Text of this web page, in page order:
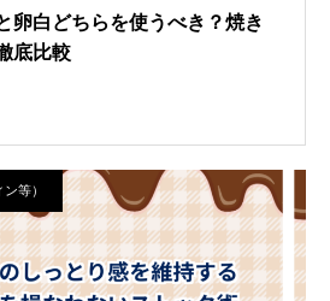
卵白どちらを使うべき？焼き
底比較
等）